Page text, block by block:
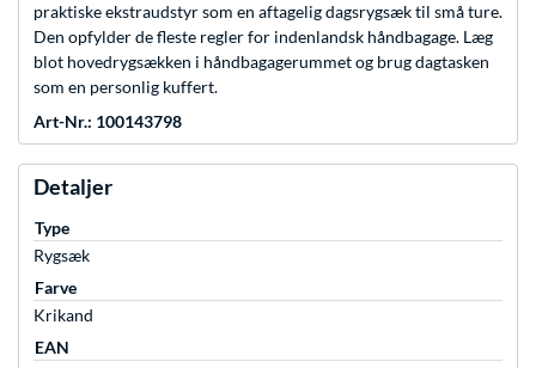
praktiske ekstraudstyr som en aftagelig dagsrygsæk til små ture.
Den opfylder de fleste regler for indenlandsk håndbagage. Læg
blot hovedrygsækken i håndbagagerummet og brug dagtasken
som en personlig kuffert.
Art-Nr.: 100143798
Detaljer
Type
Rygsæk
Farve
Krikand
EAN